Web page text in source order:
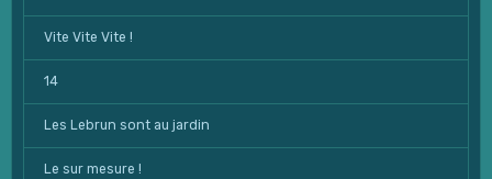
Vite Vite Vite !
14
Les Lebrun sont au jardin
Le sur mesure !